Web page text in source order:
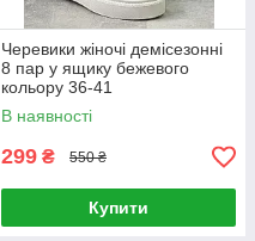
Черевики жіночі демісезонні
8 пар у ящику бежевого
кольору 36-41
В наявності
299 ₴ 550 ₴
Купити